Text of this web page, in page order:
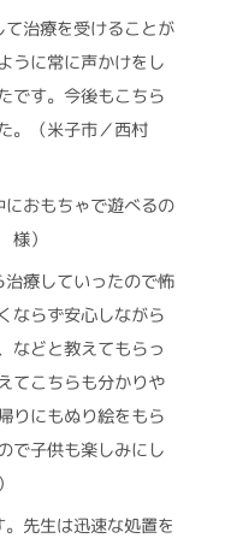
治療を受けることが
うに常に声かけをし
です。今後もこちら
。（米子市／西村
おもちゃで遊べるの
）
療していったので怖
ならず安心しながら
などと教えてもらっ
てこちらも分かりや
りにもぬり絵をもら
で子供も楽しみにし
先生は迅速な処置を